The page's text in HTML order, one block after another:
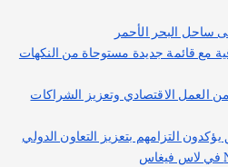
ساحل البحر الأحمر
مع قائمة جديدة مستوحاة من النكهات
العمل الاقتصادي وتعزيز الشراكات
التزامهم بتعزيز التعاون الدولي